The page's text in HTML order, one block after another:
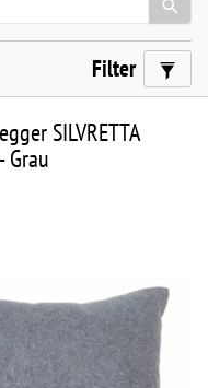
Filter
SILVRETTA
Grau